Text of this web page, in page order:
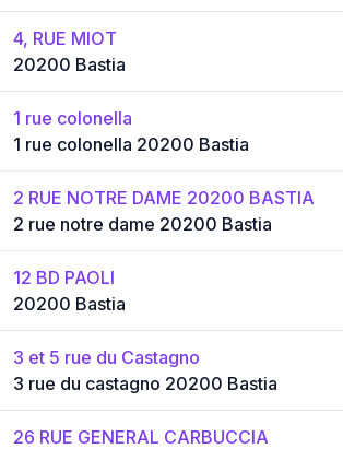
4, RUE MIOT
20200 Bastia
1 rue colonella
1 rue colonella 20200 Bastia
2 RUE NOTRE DAME 20200 BASTIA
2 rue notre dame 20200 Bastia
12 BD PAOLI
20200 Bastia
3 et 5 rue du Castagno
3 rue du castagno 20200 Bastia
26 RUE GENERAL CARBUCCIA